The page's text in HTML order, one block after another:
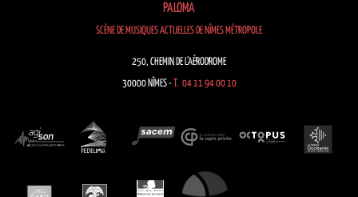
PALOMA
SCÈNE DE MUSIQUES ACTUELLES DE NÎMES MÉTROPOLE
250, CHEMIN DE L’AÉRODROME
30000 NÎMES -T. 04 11 94 00 10